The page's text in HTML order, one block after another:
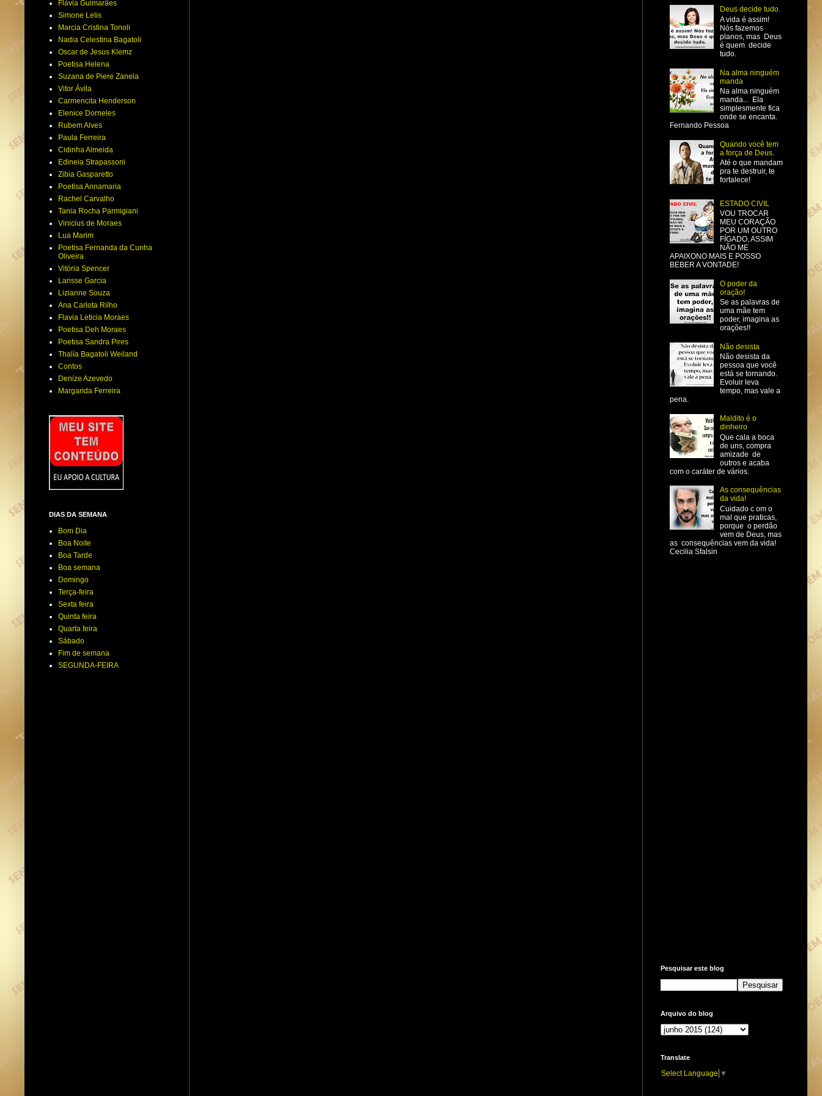
Flávia Guimarães
Simone Lelis
Marcia Cristina Tonoli
Nadia Celestina Bagatoli
Oscar de Jesus Klemz
Poetisa Helena
Suzana de Piere Zanela
Vitor Ávila
Carmencita Henderson
Elenice Dorneles
Rubem Alves
Paula Ferreira
Cidinha Almeida
Edineia Strapassoni
Zibia Gasparetto
Poetisa Annamaria
Rachel Carvalho
Tania Rocha Parmigiani
Vinicius de Moraes
Lua Marim
Poetisa Fernanda da Cunha
Oliveira
Vitória Spencer
Larisse Garcia
Lizianne Souza
Ana Carlota Rilho
Flavia Leticia Moraes
Poetisa Deh Moraes
Poetisa Sandra Pires
Thalía Bagatoli Weiland
Contos
Denize Azevedo
Margarida Ferreira
DIAS DA SEMANA
Bom Dia
Boa Noite
Boa Tarde
Boa semana
Domingo
Terça-feira
Sexta feira
Quinta feira
Quarta feira
Sábado
Fim de semana
SEGUNDA-FEIRA
Deus decide tudo.
A vida é assim!
Nós fazemos
planos, mas Deus
é quem decide
tudo.
Na alma ninguém
manda
Na alma ninguém
manda... Ela
simplesmente fica
onde se encanta.
Fernando Pessoa
Quando você tem
a força de Deus.
Até o que mandam
pra te destruir, te
fortalece!
ESTADO CIVIL
VOU TROCAR
MEU CORAÇÃO
POR UM OUTRO
FÍGADO, ASSIM
NÃO ME
APAIXONO MAIS E POSSO
BEBER A VONTADE!
O poder da
oração!
Se as palavras de
uma mãe tem
poder, imagina as
orações!!
Não desista
Não desista da
pessoa que você
está se tornando.
Evoluir leva
tempo, mas vale a
pena.
Maldito é o
dinheiro
Que cala a boca
de uns, compra
amizade de
outros e acaba
com o caráter de vários.
As consequências
da vida!
Cuidado c om o
mal que praticas,
porque o perdão
vem de Deus, mas
as consequências vem da vida!
Cecilia Sfalsin
Pesquisar este blog
Arquivo do blog
Translate
Select Language ▼